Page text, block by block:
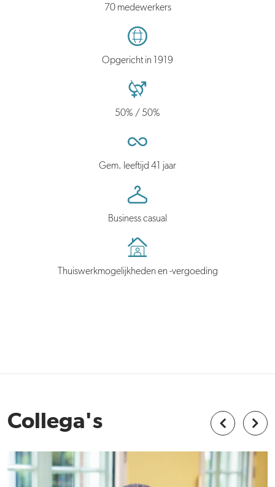
70 medewerkers
Opgericht in 1919
50% / 50%
Gem. leeftijd 41 jaar
Business casual
Thuiswerkmogelijkheden en -vergoeding
Collega's